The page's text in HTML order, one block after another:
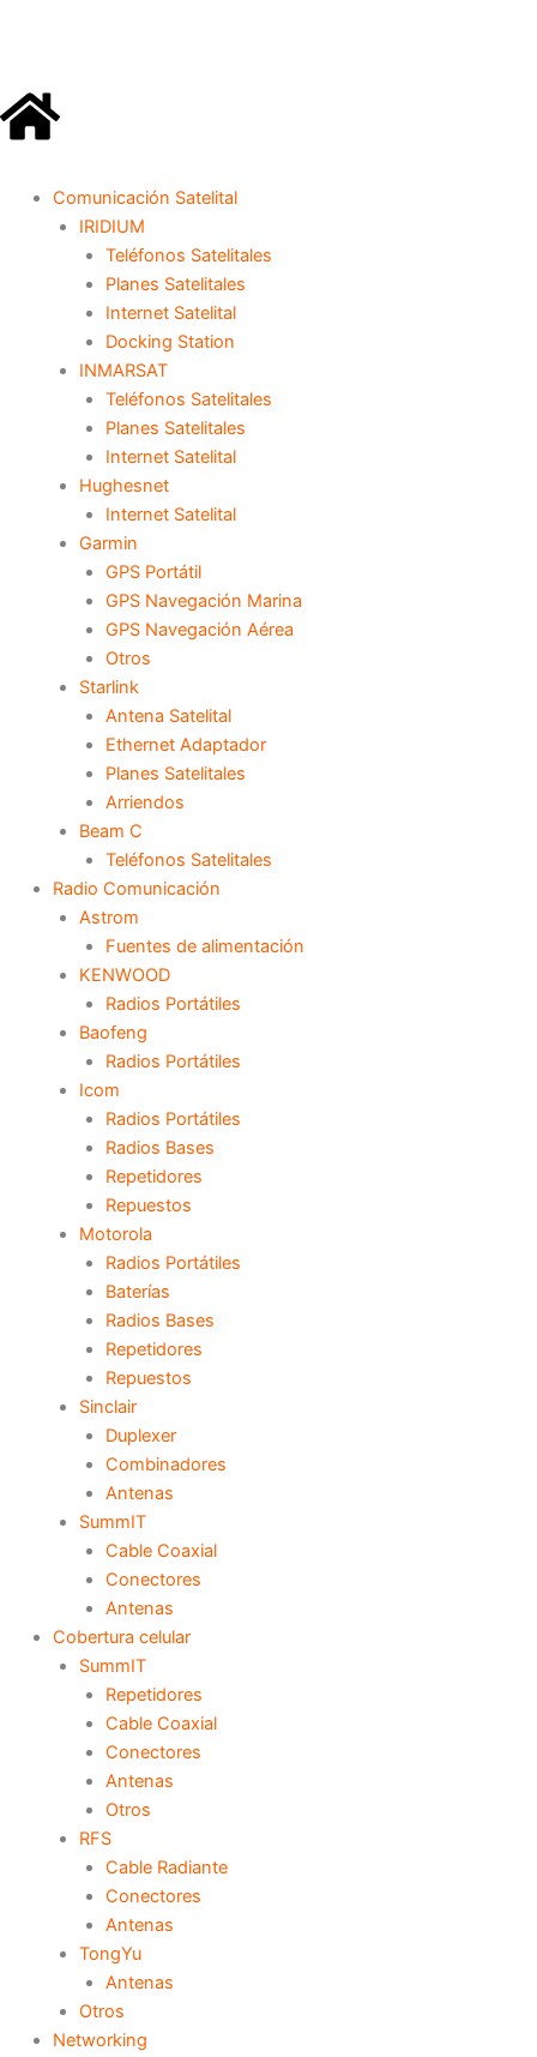
Comunicación Satelital
IRIDIUM
Teléfonos Satelitales
Planes Satelitales
Internet Satelital
Docking Station
INMARSAT
Teléfonos Satelitales
Planes Satelitales
Internet Satelital
Hughesnet
Internet Satelital
Garmin
GPS Portátil
GPS Navegación Marina
GPS Navegación Aérea
Otros
Starlink
Antena Satelital
Ethernet Adaptador
Planes Satelitales
Arriendos
Beam C
Teléfonos Satelitales
Radio Comunicación
Astrom
Fuentes de alimentación
KENWOOD
Radios Portátiles
Baofeng
Radios Portátiles
Icom
Radios Portátiles
Radios Bases
Repetidores
Repuestos
Motorola
Radios Portátiles
Baterías
Radios Bases
Repetidores
Repuestos
Sinclair
Duplexer
Combinadores
Antenas
SummIT
Cable Coaxial
Conectores
Antenas
Cobertura celular
SummIT
Repetidores
Cable Coaxial
Conectores
Antenas
Otros
RFS
Cable Radiante
Conectores
Antenas
TongYu
Antenas
Otros
Networking